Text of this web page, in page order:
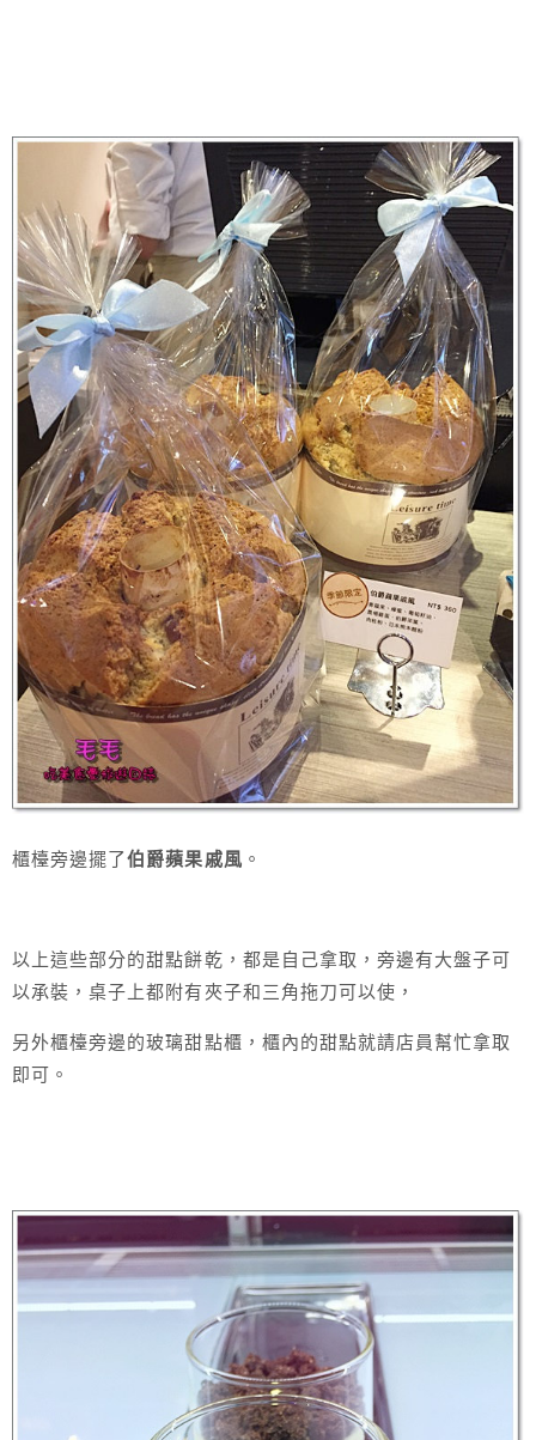
櫃檯旁邊擺了伯爵蘋果戚風 。
以上這些部分的甜點餅乾，都是自己拿取，旁邊有大盤子可
以承裝，桌子上都附有夾子和三角拖刀可以使，
另外櫃檯旁邊的玻璃甜點櫃，櫃內的甜點就請店員幫忙拿取
即可。